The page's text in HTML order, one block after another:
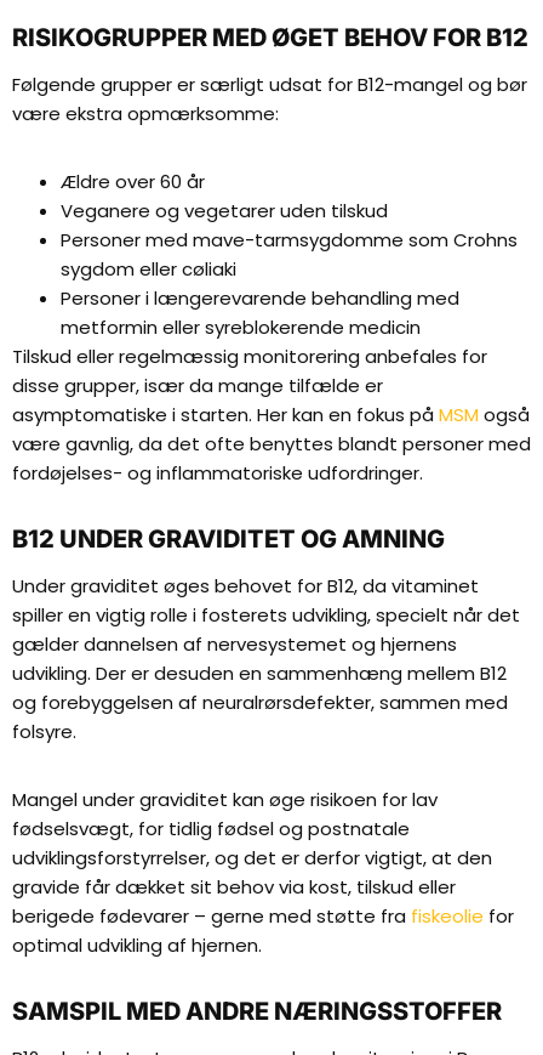
RISIKOGRUPPER MED ØGET BEHOV FOR B12
Følgende grupper er særligt udsat for B12-mangel og bør
være ekstra opmærksomme:
Ældre over 60 år
Veganere og vegetarer uden tilskud
Personer med mave-tarmsygdomme som Crohns
sygdom eller cøliaki
Personer i længerevarende behandling med
metformin eller syreblokerende medicin
Tilskud eller regelmæssig monitorering anbefales for
disse grupper, især da mange tilfælde er
asymptomatiske i starten. Her kan en fokus på MSM også
være gavnlig, da det ofte benyttes blandt personer med
fordøjelses- og inflammatoriske udfordringer.
B12 UNDER GRAVIDITET OG AMNING
Under graviditet øges behovet for B12, da vitaminet
spiller en vigtig rolle i fosterets udvikling, specielt når det
gælder dannelsen af nervesystemet og hjernens
udvikling. Der er desuden en sammenhæng mellem B12
og forebyggelsen af neuralrørsdefekter, sammen med
folsyre.
Mangel under graviditet kan øge risikoen for lav
fødselsvægt, for tidlig fødsel og postnatale
udviklingsforstyrrelser, og det er derfor vigtigt, at den
gravide får dækket sit behov via kost, tilskud eller
berigede fødevarer – gerne med støtte fra fiskeolie for
optimal udvikling af hjernen.
SAMSPIL MED ANDRE NÆRINGSSTOFFER